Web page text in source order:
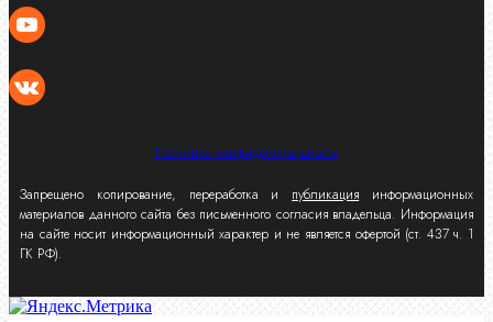
Политика конфиденциальности
Запрещено копирование, переработка и публикация информационных
материалов данного сайта без письменного согласия владельца. Информация
на сайте носит информационный характер и не является офертой (ст. 437 ч. 1
ГК РФ).